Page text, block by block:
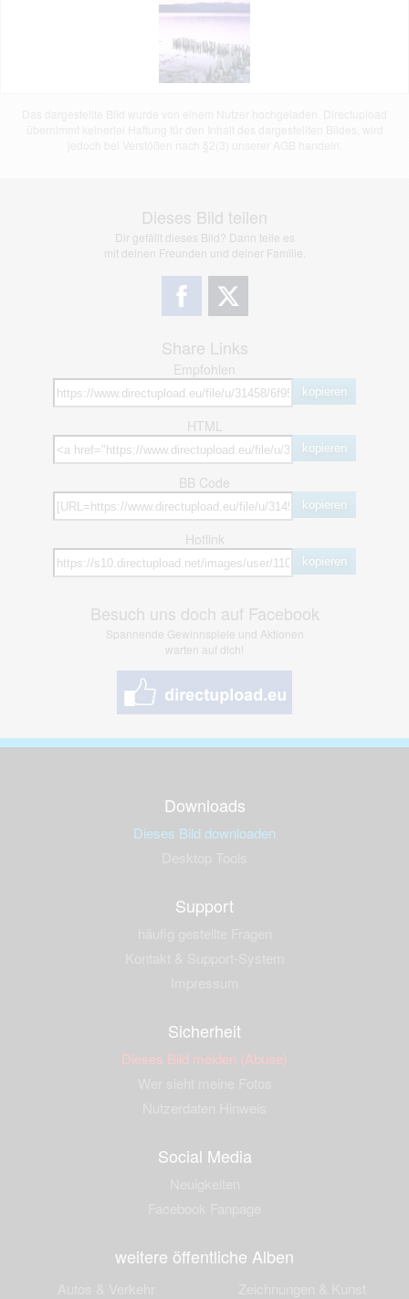
Dieses Bild teilen
Dir gefällt dieses Bild? Dann teile es
mit deinen Freunden und deiner Familie.
Share Links
Empfohlen
kopieren
HTML
kopieren
BB Code
kopieren
Hotlink
kopieren
Besuch uns doch auf Facebook
Spannende Gewinnspiele und Aktionen
warten auf dich!
Downloads
Dieses Bild downloaden
Support
Sicherheit
Dieses Bild melden (Abuse)
Social Media
weitere öffentliche Alben